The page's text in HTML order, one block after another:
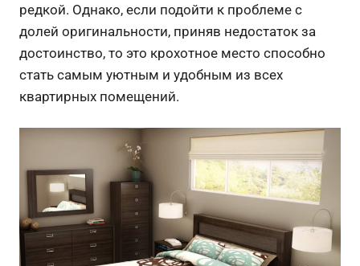
редкой. Однако, если подойти к проблеме с
долей оригинальности, приняв недостаток за
достоинство, то это крохотное место способно
стать самым уютным и удобным из всех
квартирных помещений.